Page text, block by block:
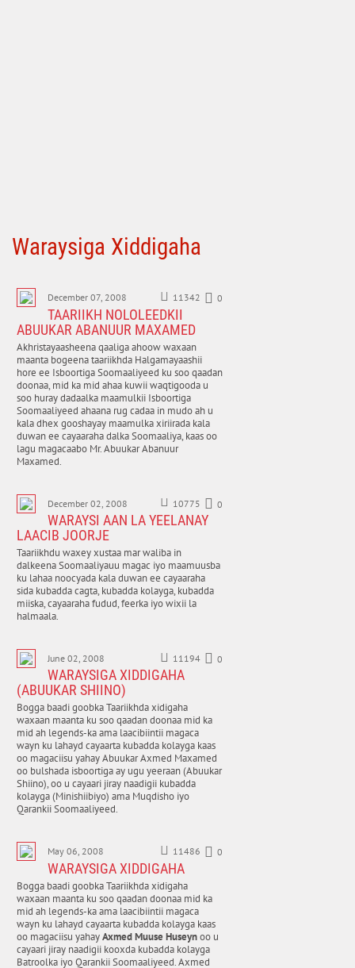
Waraysiga Xiddigaha
December 07, 2008 0
11342
TAARIIKH NOLOLEEDKII
ABUUKAR ABANUUR MAXAMED
Akhristayaasheena qaaliga ahoow waxaan
maanta bogeena taariikhda Halgamayaashii
hore ee Isboortiga Soomaaliyeed ku soo qaadan
doonaa, mid ka mid ahaa kuwii waqtigooda u
soo huray dadaalka maamulkii Isboortiga
Soomaaliyeed ahaana rug cadaa in mudo ah u
kala dhex gooshayay maamulka xiriirada kala
duwan ee cayaaraha dalka Soomaaliya, kaas oo
lagu magacaabo Mr. Abuukar Abanuur
Maxamed.
December 02, 2008 0
10775
WARAYSI AAN LA YEELANAY
LAACIB JOORJE
Taariikhdu waxey xustaa mar waliba in
dalkeena Soomaaliyauu magac iyo maamuusba
ku lahaa noocyada kala duwan ee cayaaraha
sida kubadda cagta, kubadda kolayga, kubadda
miiska, cayaaraha fudud, feerka iyo wixii la
halmaala.
June 02, 2008 0
11194
WARAYSIGA XIDDIGAHA
(ABUUKAR SHIINO)
Bogga baadi goobka Taariikhda xidigaha
waxaan maanta ku soo qaadan doonaa mid ka
mid ah legends-ka ama laacibiintii magaca
wayn ku lahayd cayaarta kubadda kolayga kaas
oo magaciisu yahay Abuukar Axmed Maxamed
oo bulshada isboortiga ay ugu yeeraan (Abuukar
Shiino), oo u cayaari jiray naadigii kubadda
kolayga (Minishiibiyo) ama Muqdisho iyo
Qarankii Soomaaliyeed.
May 06, 2008 0
11486
WARAYSIGA XIDDIGAHA
Bogga baadi goobka Taariikhda xidigaha
waxaan maanta ku soo qaadan doonaa mid ka
mid ah legends-ka ama laacibiintii magaca
wayn ku lahayd cayaarta kubadda kolayga kaas
oo magaciisu yahayAxmed Muuse Huseynoo u
cayaari jiray naadigii kooxda kubadda kolayga
Batroolka iyo Qarankii Soomaaliyeed. Axmed